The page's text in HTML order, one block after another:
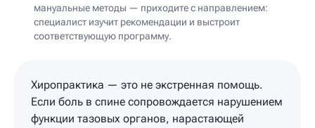
мануальные методы — приходите с направлением:
специалист изучит рекомендации и выстроит
соответствующую программу.
Хиропрактика — это не экстренная помощь.
Если боль в спине сопровождается нарушением
функции тазовых органов, нарастающей